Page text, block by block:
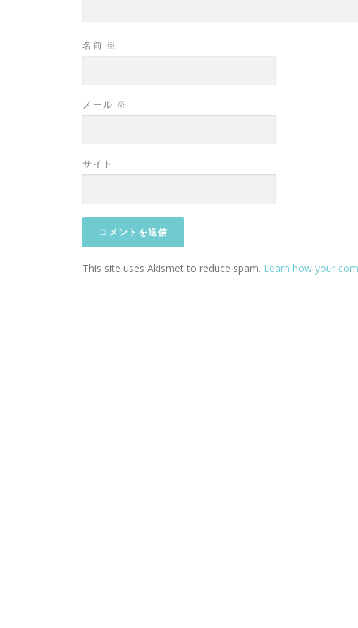
名前 ※
メール ※
サイト
This site uses Akismet to reduce spam. Learn how your